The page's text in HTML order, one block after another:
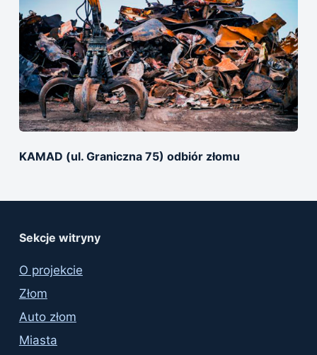
KAMAD (ul. Graniczna 75) odbiór złomu
Sekcje witryny
O projekcie
Złom
Auto złom
Miasta